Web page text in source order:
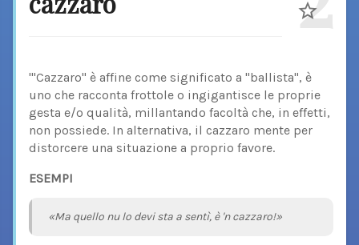
"'Cazzaro" è affine come significato a "ballista", è
uno che racconta frottole o ingigantisce le proprie
gesta e/o qualità, millantando facoltà che, in effetti,
non possiede. In alternativa, il cazzaro mente per
distorcere una situazione a proprio favore.
ESEMPI
«Ma quello nu lo devi sta a sentì, è 'n cazzaro!»